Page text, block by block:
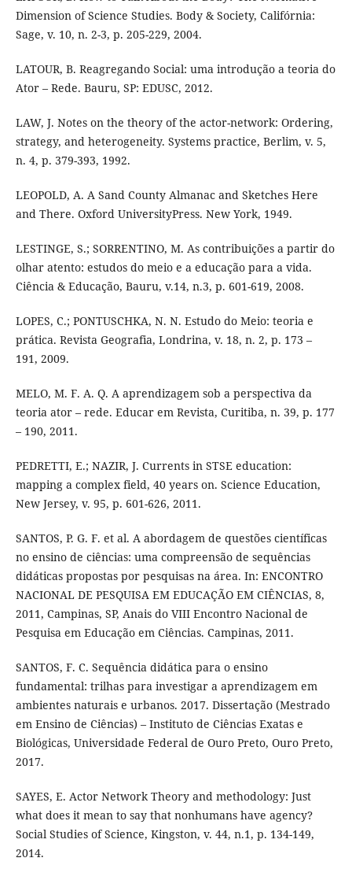
Dimension of Science Studies. Body & Society, Califórnia:
Sage, v. 10, n. 2-3, p. 205-229, 2004.
LATOUR, B. Reagregando Social: uma introdução a teoria do
Ator – Rede. Bauru, SP: EDUSC, 2012.
LAW, J. Notes on the theory of the actor-network: Ordering,
strategy, and heterogeneity. Systems practice, Berlim, v. 5,
n. 4, p. 379-393, 1992.
LEOPOLD, A. A Sand County Almanac and Sketches Here
and There. Oxford UniversityPress. New York, 1949.
LESTINGE, S.; SORRENTINO, M. As contribuições a partir do
olhar atento: estudos do meio e a educação para a vida.
Ciência & Educação, Bauru, v.14, n.3, p. 601-619, 2008.
LOPES, C.; PONTUSCHKA, N. N. Estudo do Meio: teoria e
prática. Revista Geografia, Londrina, v. 18, n. 2, p. 173 –
191, 2009.
MELO, M. F. A. Q. A aprendizagem sob a perspectiva da
teoria ator – rede. Educar em Revista, Curitiba, n. 39, p. 177
– 190, 2011.
PEDRETTI, E.; NAZIR, J. Currents in STSE education:
mapping a complex field, 40 years on. Science Education,
New Jersey, v. 95, p. 601-626, 2011.
SANTOS, P. G. F. et al. A abordagem de questões científicas
no ensino de ciências: uma compreensão de sequências
didáticas propostas por pesquisas na área. In: ENCONTRO
NACIONAL DE PESQUISA EM EDUCAÇÃO EM CIÊNCIAS, 8,
2011, Campinas, SP, Anais do VIII Encontro Nacional de
Pesquisa em Educação em Ciências. Campinas, 2011.
SANTOS, F. C. Sequência didática para o ensino
fundamental: trilhas para investigar a aprendizagem em
ambientes naturais e urbanos. 2017. Dissertação (Mestrado
em Ensino de Ciências) – Instituto de Ciências Exatas e
Biológicas, Universidade Federal de Ouro Preto, Ouro Preto,
2017.
SAYES, E. Actor Network Theory and methodology: Just
what does it mean to say that nonhumans have agency?
Social Studies of Science, Kingston, v. 44, n.1, p. 134-149,
2014.